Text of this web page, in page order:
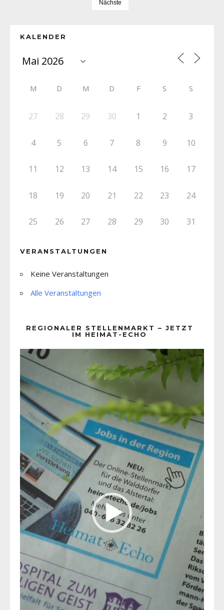
Nächste
KALENDER
M D M D F S S
27 28 29 30 1 2 3
4 5 6 7 8 9 10
11 12 13 14 15 16 17
18 19 20 21 22 23 24
25 26 27 28 29 30 31
VERANSTALTUNGEN
Keine Veranstaltungen
Alle Veranstaltungen
REGIONALER STELLENMARKT – JETZT
IM HEIMAT-ECHO
Player